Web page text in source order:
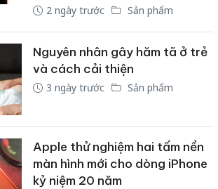
2 ngày trước Sản phẩm
Nguyên nhân gây hăm tã ở trẻ
và cách cải thiện
3 ngày trước Sản phẩm
Apple thử nghiệm hai tấm nền
màn hình mới cho dòng iPhone
kỷ niệm 20 năm